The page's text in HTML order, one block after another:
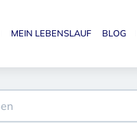
Haupt-
MEIN LEBENSLAUF BLOG